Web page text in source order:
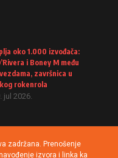
oko 1.000 izvođača:
i Boney M među
završnica u
rokenrola
jul 2026.
zadržana. Prenošenje
izvora i linka ka